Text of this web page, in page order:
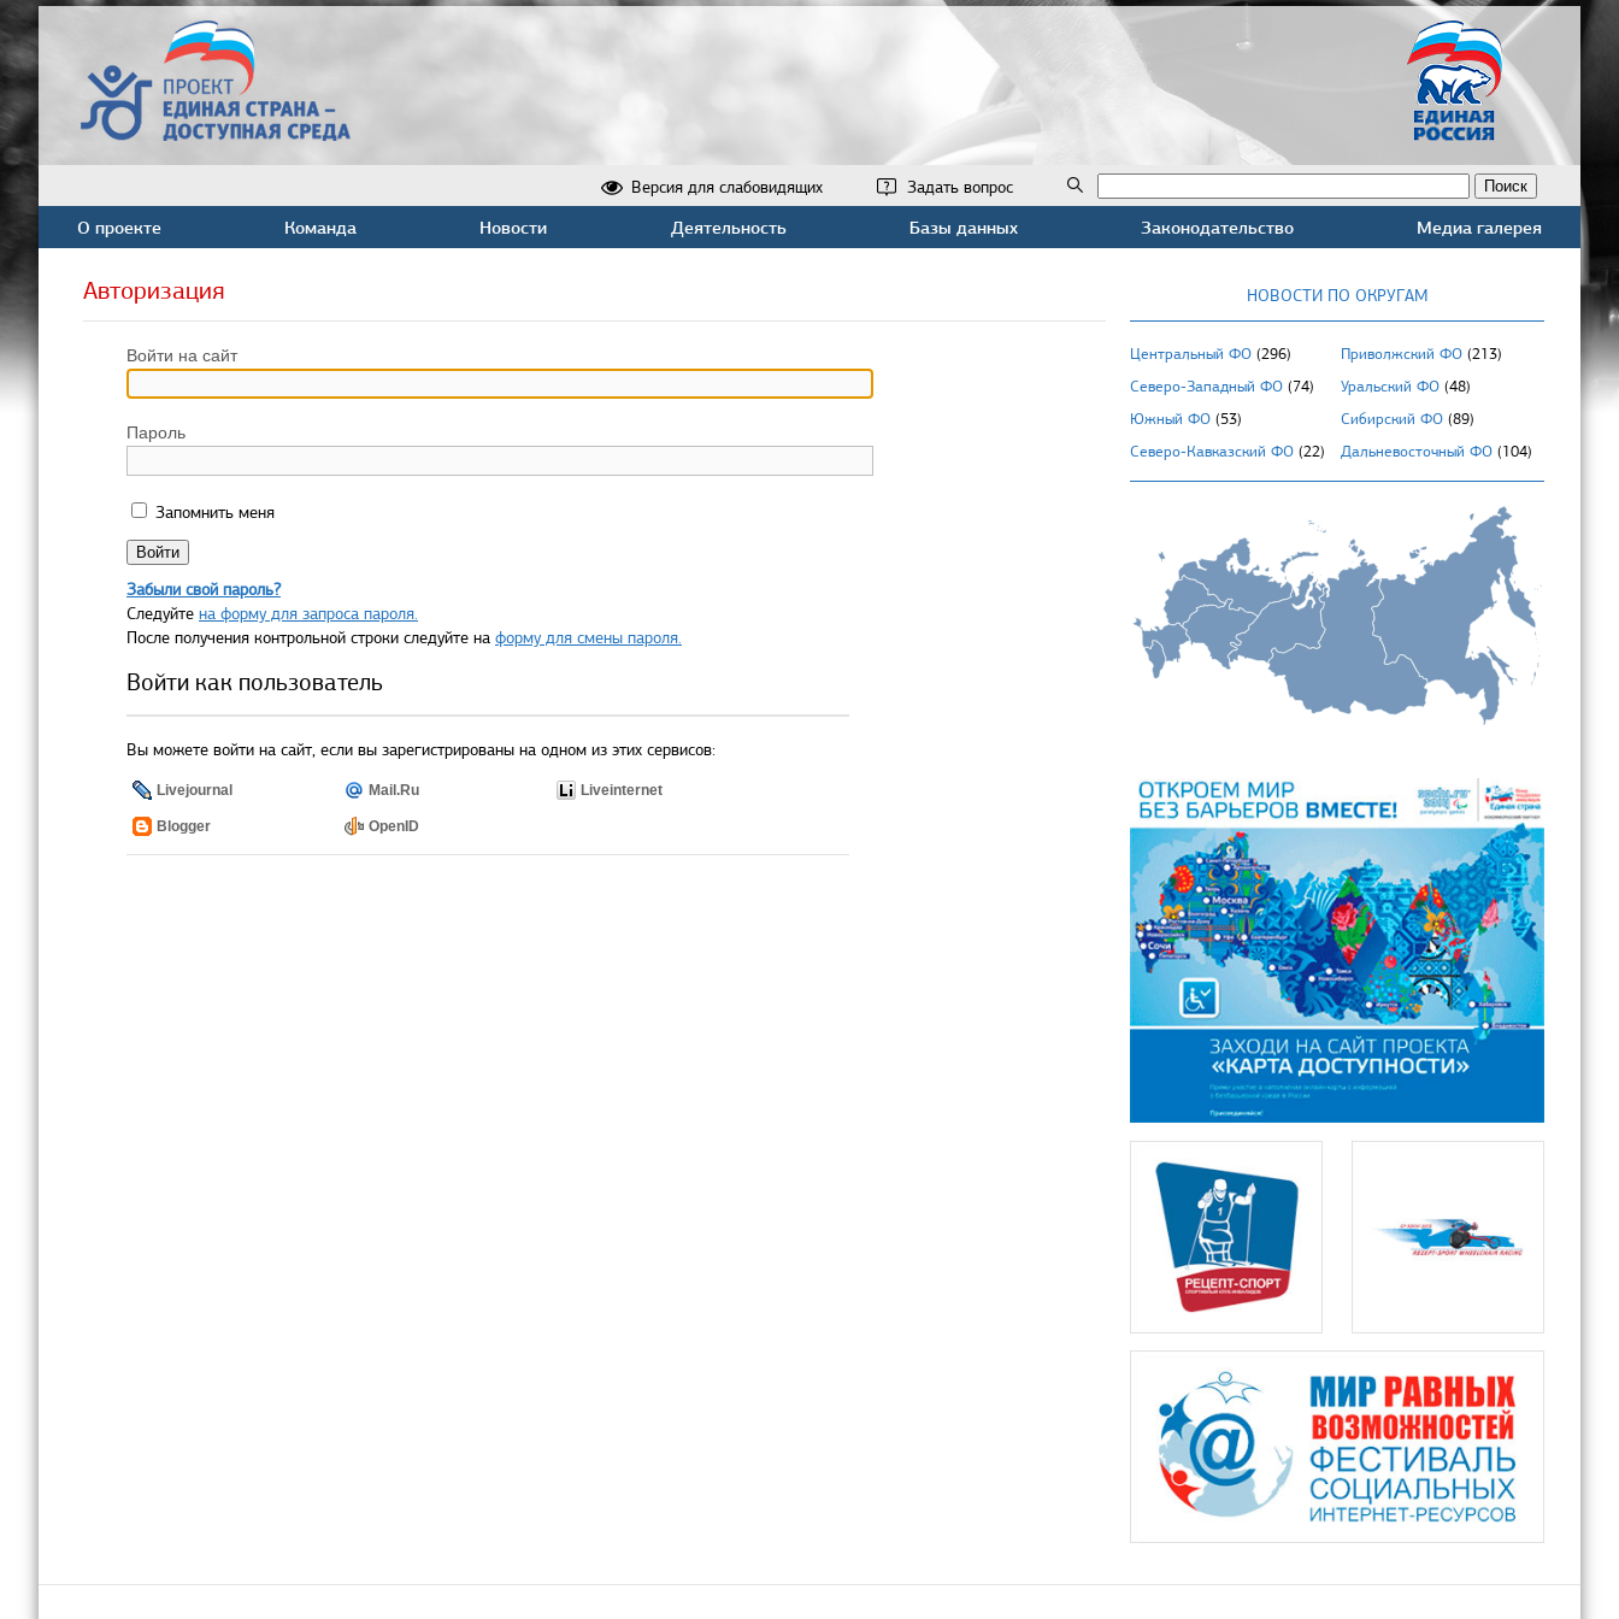
Задать вопрос
Версия для слабовидящих
О проекте Команда Новости Деятельность Базы данных Законодательство Медиа галерея
Авторизация
Войти на сайт
Пароль
Запомнить меня
Забыли свой пароль?
Следуйте на форму для запроса пароля.
После получения контрольной строки следуйте на форму для смены пароля.
Войти как пользователь
Вы можете войти на сайт, если вы зарегистрированы на одном из этих сервисов:
Livejournal Mail.Ru Liveinternet
Blogger OpenID
НОВОСТИ ПО ОКРУГАМ
Центральный ФО (296) Приволжский ФО (213)
Северо-Западный ФО (74) Уральский ФО (48)
Южный ФО (53) Сибирский ФО (89)
Северо-Кавказский ФО (22) Дальневосточный ФО (104)